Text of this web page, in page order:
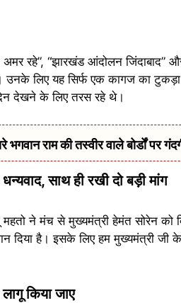
अमर रहे”, “झारखंड आंदोलन जिंदाबाद”
उनके लिए यह सिर्फ एक कागज का टुकड़ा
देखने के लिए तरस रहे थे।
राम की तस्वीर वाले बोर्डों पर
साथ ही रखी दो बड़ी मांग
ने मंच से मुख्यमंत्री हेमंत सोरेन को
दिया है। इसके लिए हम मुख्यमंत्री जी
किया जाए